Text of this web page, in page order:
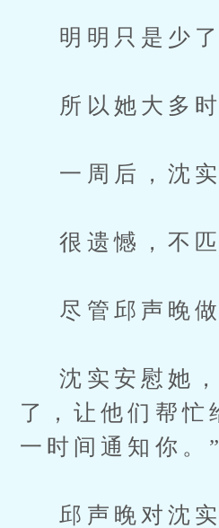
明明只是少了
所以她大多时
一周后，沈实
很遗憾，不匹
尽管邱声晚做
沈实安慰她，
了，让他们帮忙
一时间通知你。”
邱声晚对沈实